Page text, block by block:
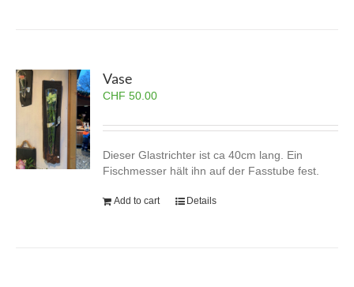
Vase
CHF 50.00
Dieser Glastrichter ist ca 40cm lang. Ein
Fischmesser hält ihn auf der Fasstube fest.
Add to cart Details